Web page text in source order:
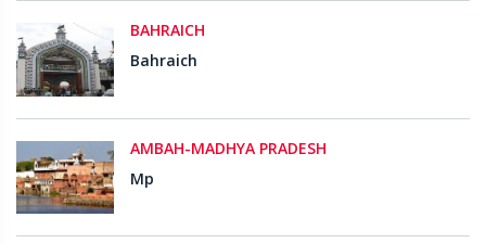
BAHRAICH
Bahraich
AMBAH-MADHYA PRADESH
Mp